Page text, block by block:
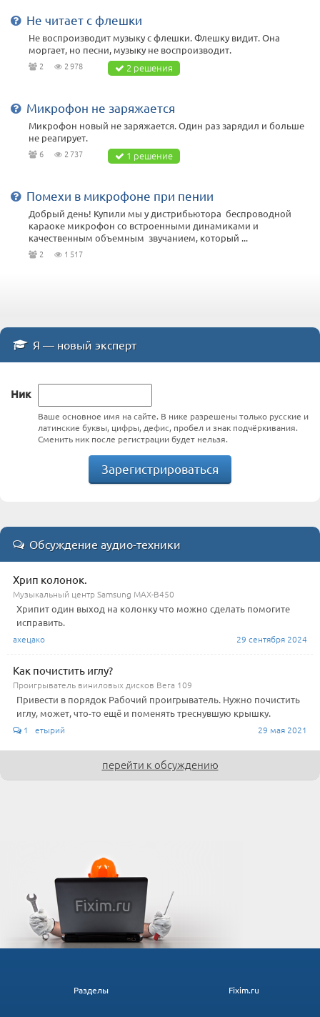
Не читает с флешки
Не воспроизводит музыку с флешки. Флешку видит. Она
моргает, но песни, музыку не воспроизводит.
2 2 978 2 решения
Микрофон не заряжается
Микрофон новый не заряжается. Один раз зарядил и больше
не реагирует.
6 2 737 1 решение
Помехи в микрофоне при пении
Добрый день! Купили мы у дистрибьютора беспроводной
караоке микрофон со встроенными динамиками и
качественным объемным звучанием, который ...
2 1 517
Я — новый эксперт
Ник
Ваше основное имя на сайте. В нике разрешены только русские и
латинские буквы, цифры, дефис, пробел и знак подчёркивания.
Сменить ник после регистрации будет нельзя.
Зарегистрироваться
Обсуждение аудио-техники
Хрип колонок.
Музыкальный центр Samsung MAX-B450
Хрипит один выход на колонку что можно сделать помогите
исправить.
ахецако 29 сентября 2024
Как почистить иглу?
Проигрыватель виниловых дисков Вега 109
Привести в порядок Рабочий проигрыватель. Нужно почистить
иглу, может, что-то ещё и поменять треснувшую крышку.
1 етырий 29 мая 2021
перейти к обсуждению
Fixim.ru
Разделы